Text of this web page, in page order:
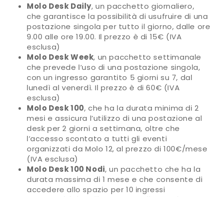
Molo Desk Daily, un pacchetto giornaliero,
che garantisce la possibilità di usufruire di una
postazione singola per tutto il giorno, dalle ore
9.00 alle ore 19.00. Il prezzo è di 15€ (IVA
esclusa)
Molo Desk Week, un pacchetto settimanale
che prevede l’uso di una postazione singola,
con un ingresso garantito 5 giorni su 7, dal
lunedì al venerdì. Il prezzo è di 60€ (IVA
esclusa)
Molo Desk 100, che ha la durata minima di 2
mesi e assicura l’utilizzo di una postazione al
desk per 2 giorni a settimana, oltre che
l’accesso scontato a tutti gli eventi
organizzati da Molo 12, al prezzo di 100€/mese
(IVA esclusa)
Molo Desk 100 Nodi, un pacchetto che ha la
durata massima di 1 mese e che consente di
accedere allo spazio per 10 ingressi